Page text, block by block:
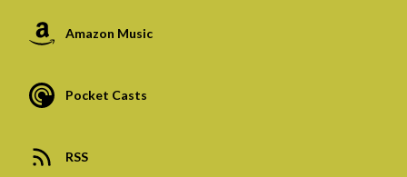
Amazon Music
Pocket Casts
RSS